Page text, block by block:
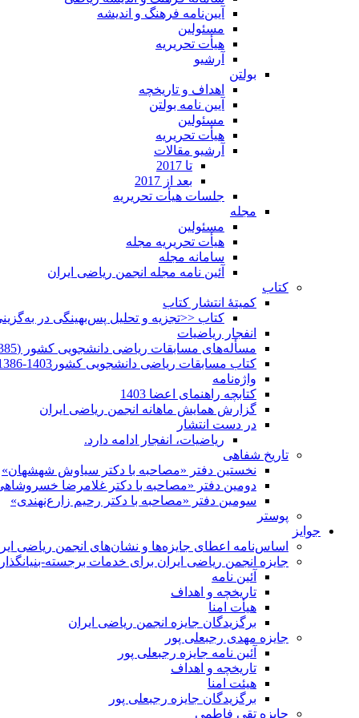
آیین‌نامه فرهنگ و اندیشه
مسئولین
هیأت تحریریه
آرشیو
بولتن
اهداف و تاریخچه
آیین نامه بولتن
مسئولین
هیأت تحریریه
آرشیو مقالات
تا 2017
بعد از 2017
جلسات هیأت تحریریه
مجله
مسئولین
هیأت تحریریه مجله
سامانه مجله
آئین نامه مجله انجمن ریاضی ایران
کتاب
کمیتۀ انتشار کتاب
کتاب <<تجزیه و تحلیل پس‌بهینگی در
انفجار ریاضیات
مسأله‌های مسابقات ریاضی دانشجویی کشور (1385-1352)
کتاب مسابقات ریاضی دانشجویی کشور1403-1386
واژه‌نامه
کتابچه راهنمای اعضا 1403
گزارش همایش ماهانه انجمن ریاضی ایران
در دست انتشار
ریاضیات، انفجار ادامه دارد.
تاریخ شفاهی
نخستین دفتر «مصاحبه با دکتر سیاوش شهشهان»
دومین دفتر «مصاحبه با دکتر غلامرضا
سومین دفتر «مصاحبه با دکتر رحیم زارع‌نهندی»
پوستر
جوایز
اساس‌نامه اعطای جایزه‌ها و نشان‌های انجمن ریاضی
جایزه انجمن ریاضی ایران برای خدمات برجسته-
آئین نامه
تاریخچه و اهداف
هیأت امنا
برگزیدگان جایزه انجمن ریاضی ایران
جایزه مهدی رجبعلی پور
آئین نامه جایزه رجبعلی پور
تاریخچه و اهداف
هیئت امنا
برگزیدگان جایزه رجبعلی پور
جایزه تقی فاطمی